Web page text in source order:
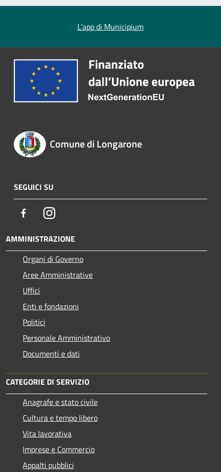
L'app di Municipium
Comune di Longarone
SEGUICI SU
FacebookInstagram
AMMINISTRAZIONE
Organi di Governo
Aree Amministrative
Uffici
Enti e fondazioni
Politici
Personale Amministrativo
Documenti e dati
CATEGORIE DI SERVIZIO
Anagrafe e stato civile
Cultura e tempo libero
Vita lavorativa
Imprese e Commercio
Appalti pubblici